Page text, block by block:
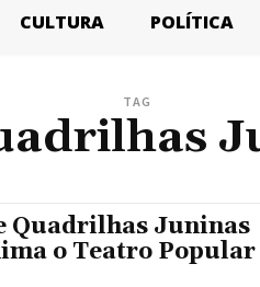
CULTURA POLÍTICA
TAG
Quadrilhas Juninas
o Teatro Popular